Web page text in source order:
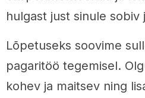
hulgast just sinule
Lõpetuseks soovime
pagaritöö tegemisel.
kohev ja maitsev ning